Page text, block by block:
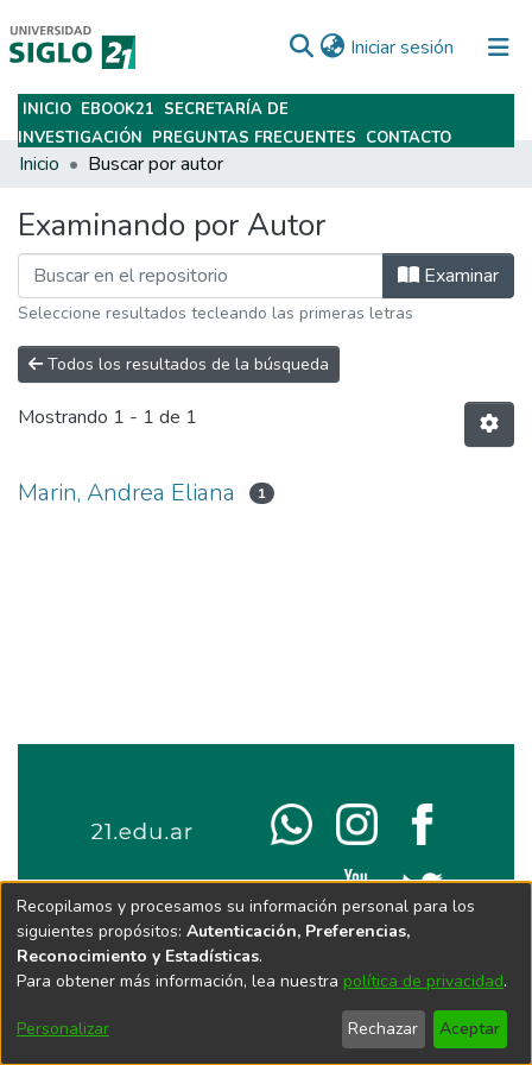
Iniciar sesión (current)
Subir
INICIO EBOOK21 SECRETARÍA DE
INVESTIGACIÓN PREGUNTAS FRECUENTES CONTACTO
Inicio Buscar por autor
Examinando por Autor
Examinar
Seleccione resultados tecleando las primeras letras
Todos los resultados de la búsqueda
Mostrando 1 - 1 de 1
Marin, Andrea Eliana 1
Recopilamos y procesamos su información personal para los
siguientes propósitos: Autenticación, Preferencias,
Reconocimiento y Estadísticas.
Para obtener más información, lea nuestra política de privacidad.
Personalizar Rechazar Aceptar